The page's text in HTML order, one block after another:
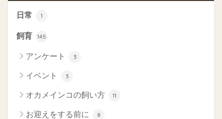
日常 1
飼育 145
アンケート 3
イベント 3
オカメインコの飼い方 11
お迎えをする前に 8